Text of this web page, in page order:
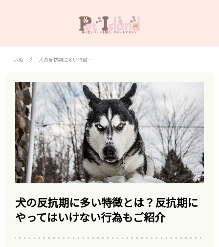
いぬ 犬の反抗期に多い特徴…
犬の反抗期に多い特徴とは？反抗期に
やってはいけない行為もご紹介